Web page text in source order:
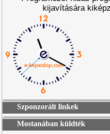
kijavítására
Szponzorált linkek
Mostanában küldték